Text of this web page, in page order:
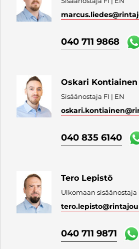
marcus.liedes
040 711 9868
Oskari Kontiainen
Sisäänostaja FI | EN
oskari.kontiainen
040 835 6140
Tero Lepistö
Ulkomaan sisäänostaja
tero.lepisto
040 711 9871